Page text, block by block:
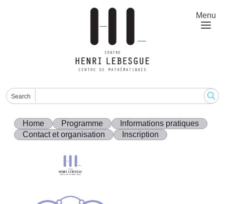
Menu
Search
Home Programme
Informations pratiques
Contact et organisation
Inscription